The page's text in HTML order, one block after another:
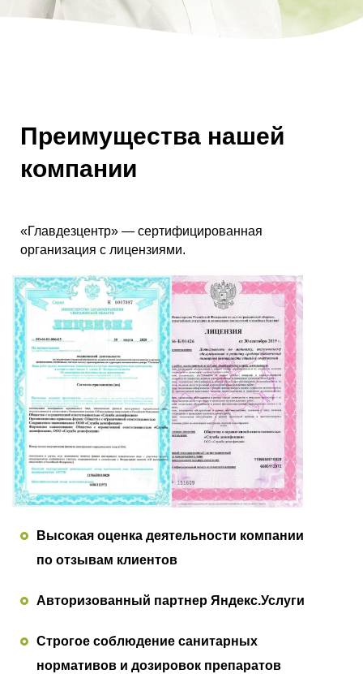
Преимущества нашей
компании
«Главдезцентр» — сертифицированная
организация с лицензиями.
Высокая оценка деятельности компании
по отзывам клиентов
Авторизованный партнер Яндекс.Услуги
Строгое соблюдение санитарных
нормативов и дозировок препаратов